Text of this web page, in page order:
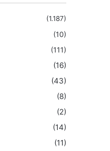
(1.187)
(10)
(111)
(16)
(43)
(8)
(2)
(14)
(11)